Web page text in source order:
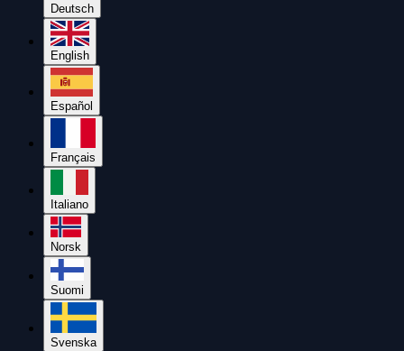
Deutsch
English
Español
Français
Italiano
Norsk
Suomi
Svenska